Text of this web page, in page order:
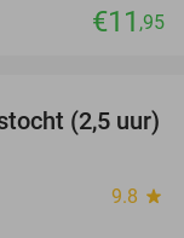
€11 ,95
30%
(2,5 uur)
9.8 star